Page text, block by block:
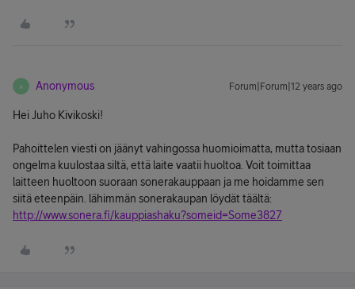
A Anonymous Forum|Forum|12 years ago
Hei Juho Kivikoski!
Pahoittelen viesti on jäänyt vahingossa huomioimatta, mutta tosiaan
ongelma kuulostaa siltä, että laite vaatii huoltoa. Voit toimittaa
laitteen huoltoon suoraan sonerakauppaan ja me hoidamme sen
siitä eteenpäin. lähimmän sonerakaupan löydät täältä:
http://www.sonera.fi/kauppiashaku?someid=Some3827